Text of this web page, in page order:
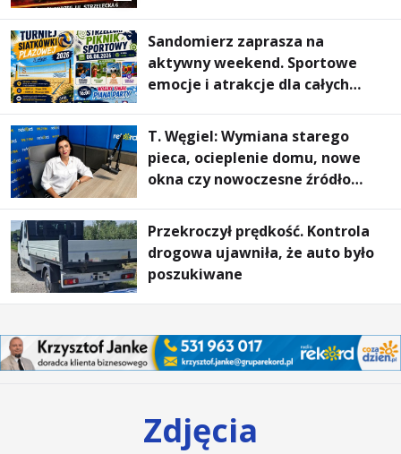
Sandomierz zaprasza na
aktywny weekend. Sportowe
emocje i atrakcje dla całych
T. Węgiel: Wymiana starego
pieca, ocieplenie domu, nowe
okna czy nowoczesne źródło
rachunki za energię, lepszy
komfort życia i... czystsze
powietrze
Przekroczył prędkość. Kontrola
drogowa ujawniła, że auto było
poszukiwane
Zdjęcia